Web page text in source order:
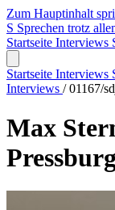
Zum Hauptinhalt
S Sprechen trotz
Startseite Interviews
Startseite Interviews
Interviews / 01167/
Max